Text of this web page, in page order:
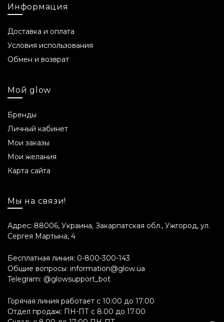
Информация
Доставка и оплата
Условия использования
Обмен и возврат
Мой glow
Бренды
Личный кабинет
Мои заказы
Мои желания
Карта сайта
Мы на связи!
Адрес: 88006, Украина, Закарпатская обл., Ужгород, ул.
Сергея Мартына, 4
Бесплатная линия: 0-800-300-143
Общие вопросы: information@glow.ua
Telegram: @glowsupport_bot
Горячая линия работает с 10:00 до 17:00
Отдел продаж: ПН-ПТ с 8.00 до 17.00